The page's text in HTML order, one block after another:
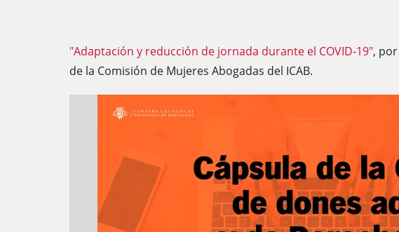
"Adaptación y reducción de jornada durante el COVID-19",
de la Comisión de Mujeres Abogadas del ICAB.